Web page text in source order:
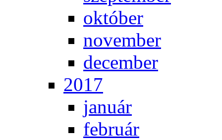
ok­tó­ber
no­vem­ber
de­cem­ber
2017
ja­nu­ár
feb­ru­ár